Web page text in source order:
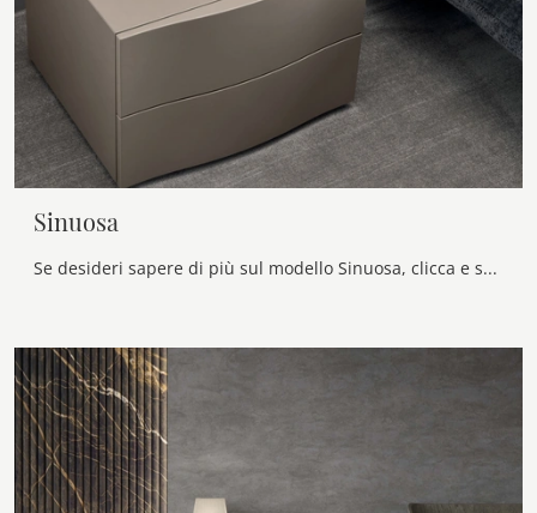
Sinuosa
Se desideri sapere di più sul modello Sinuosa, clicca e scopri i Comodini e comò Calligaris ideali per la tua zona notte.